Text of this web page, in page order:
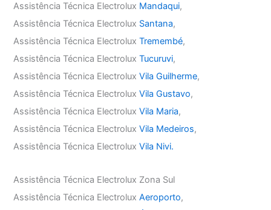
Assistência Técnica Electrolux Mandaqui,
Assistência Técnica Electrolux Santana,
Assistência Técnica ElectroluxTremembé,
Assistência Técnica ElectroluxTucuruvi,
Assistência Técnica ElectroluxVila Guilherme,
Assistência Técnica ElectroluxVila Gustavo,
Assistência Técnica ElectroluxVila Maria,
Assistência Técnica ElectroluxVila Medeiros,
Assistência Técnica ElectroluxVila Nivi.
Assistência Técnica Electrolux Zona Sul
Assistência Técnica ElectroluxAeroporto,